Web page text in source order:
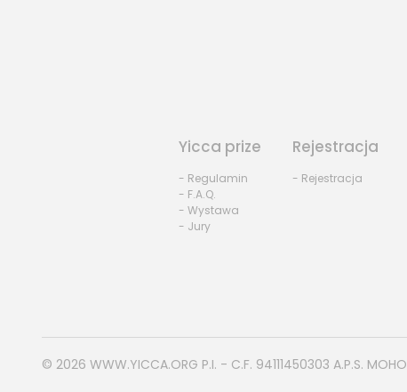
Yicca prize
- Regulamin
- F.A.Q.
- Wystawa
- Jury
Rejestracja
- Rejestracja
© 2026 WWW.YICCA.ORG P.I. - C.F. 94111450303 A.P.S. MOHO